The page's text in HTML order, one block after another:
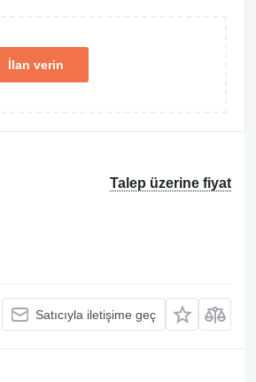
İlan verin
Talep üzerine fiyat
Satıcıyla iletişime geç